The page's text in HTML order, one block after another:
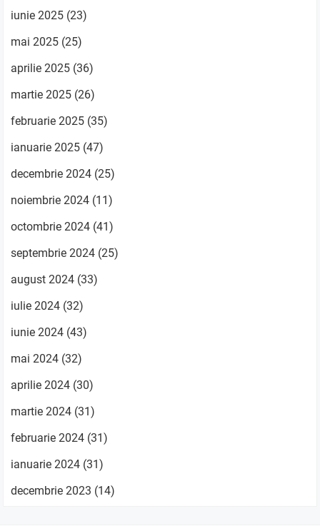
iunie 2025 (23)
mai 2025 (25)
aprilie 2025 (36)
martie 2025 (26)
februarie 2025 (35)
ianuarie 2025 (47)
decembrie 2024 (25)
noiembrie 2024 (11)
octombrie 2024 (41)
septembrie 2024 (25)
august 2024 (33)
iulie 2024 (32)
iunie 2024 (43)
mai 2024 (32)
aprilie 2024 (30)
martie 2024 (31)
februarie 2024 (31)
ianuarie 2024 (31)
decembrie 2023 (14)